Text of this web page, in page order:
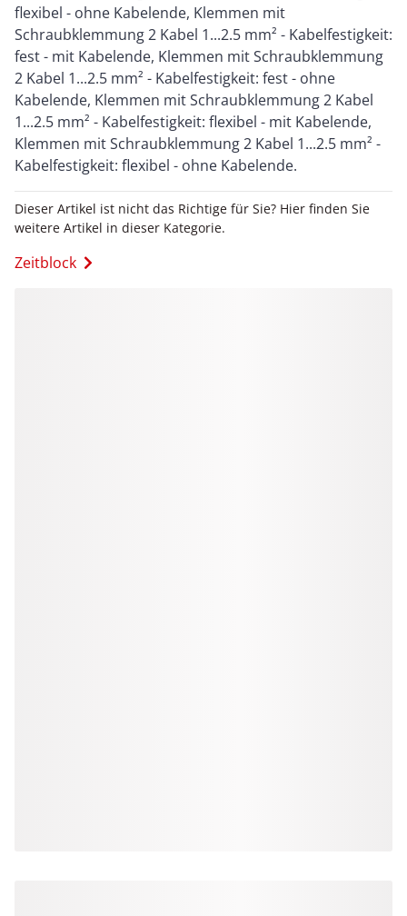
flexibel - ohne Kabelende, Klemmen mit
Schraubklemmung 2 Kabel 1...2.5 mm² - Kabelfestigkeit:
fest - mit Kabelende, Klemmen mit Schraubklemmung
2 Kabel 1...2.5 mm² - Kabelfestigkeit: fest - ohne
Kabelende, Klemmen mit Schraubklemmung 2 Kabel
1...2.5 mm² - Kabelfestigkeit: flexibel - mit Kabelende,
Klemmen mit Schraubklemmung 2 Kabel 1...2.5 mm² -
Kabelfestigkeit: flexibel - ohne Kabelende.
Dieser Artikel ist nicht das Richtige für Sie? Hier finden Sie
weitere Artikel in dieser Kategorie.
Zeitblock